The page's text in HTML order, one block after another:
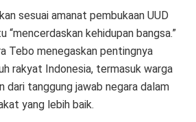
sesuai amanat pembukaan UUD
“mencerdaskan kehidupan bangsa.”
Tebo menegaskan pentingnya
rakyat Indonesia, termasuk warga
dari tanggung jawab negara dalam
yang lebih baik.